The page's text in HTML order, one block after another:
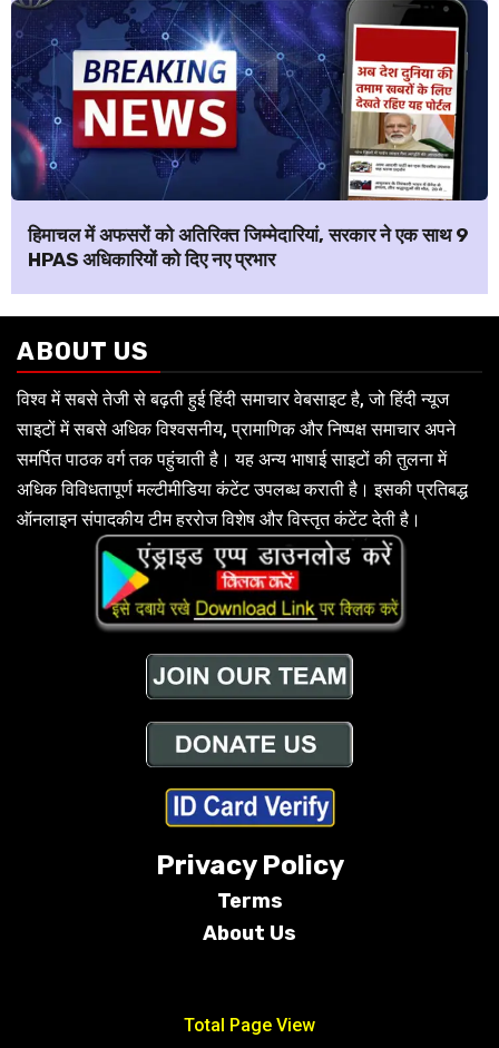
हिमाचल में अफसरों को अतिरिक्त जिम्मेदारियां, सरकार ने एक साथ 9
HPAS अधिकारियों को दिए नए प्रभार
ABOUT US
विश्व में सबसे तेजी से बढ़ती हुई हिंदी समाचार वेबसाइट है, जो हिंदी न्यूज
साइटों में सबसे अधिक विश्वसनीय, प्रामाणिक और निष्पक्ष समाचार अपने
समर्पित पाठक वर्ग तक पहुंचाती है। यह अन्य भाषाई साइटों की तुलना में
अधिक विविधतापूर्ण मल्टीमीडिया कंटेंट उपलब्ध कराती है। इसकी प्रतिबद्ध
ऑनलाइन संपादकीय टीम हररोज विशेष और विस्तृत कंटेंट देती है।
Privacy Policy
Terms
About Us
Total Page View